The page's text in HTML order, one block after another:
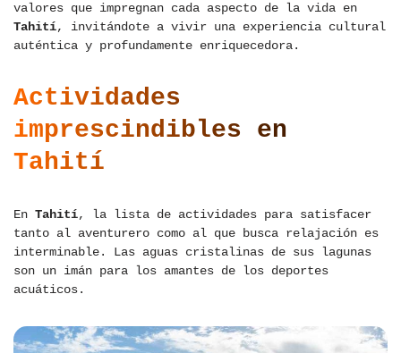
valores que impregnan cada aspecto de la vida en
Tahití, invitándote a vivir una experiencia cultural
auténtica y profundamente enriquecedora.
Actividades
imprescindibles en
Tahití
En Tahití, la lista de actividades para satisfacer
tanto al aventurero como al que busca relajación es
interminable. Las aguas cristalinas de sus lagunas
son un imán para los amantes de los deportes
acuáticos.